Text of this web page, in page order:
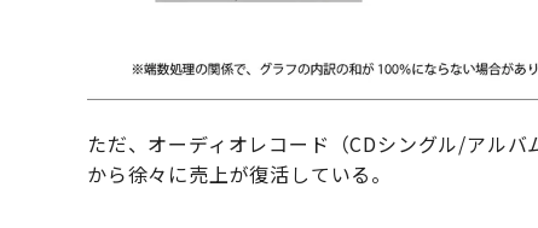
ただ、オーディオレコード（CDシングル/アル
から徐々に売上が復活している。